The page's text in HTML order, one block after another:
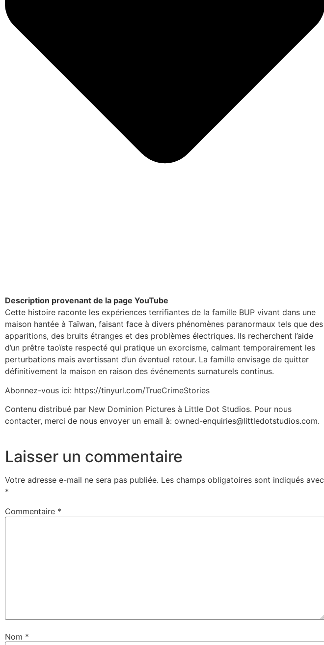
Description provenant de la page YouTube
Cette histoire raconte les expériences terrifiantes de la famille BUP vivant dans une
maison hantée à Taïwan, faisant face à divers phénomènes paranormaux tels que des
apparitions, des bruits étranges et des problèmes électriques. Ils recherchent l’aide
d’un prêtre taoïste respecté qui pratique un exorcisme, calmant temporairement les
perturbations mais avertissant d’un éventuel retour. La famille envisage de quitter
définitivement la maison en raison des événements surnaturels continus.
Abonnez-vous ici: https://tinyurl.com/TrueCrimeStories
Contenu distribué par New Dominion Pictures à Little Dot Studios. Pour nous
contacter, merci de nous envoyer un email à: owned-enquiries@littledotstudios.com.
Laisser un commentaire
Votre adresse e-mail ne sera pas publiée. Les champs obligatoires sont indiqués avec
*
Commentaire *
Nom *